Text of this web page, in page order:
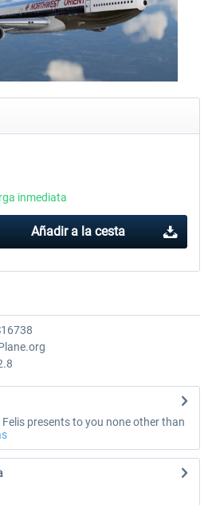
Cessna 208 Grand Caravan
inmediata
Añadir a la cesta
presents to you none other than